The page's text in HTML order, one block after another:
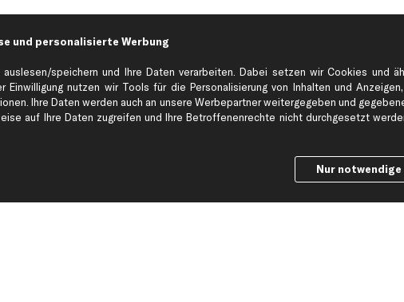
Hilfe & Support Top Produkte
Bremssattel
und personalisierte Werbung
speichern und Ihre Daten verarbeiten. Dabei setzen wir Cookies und
nutzen wir Tools für die Personalisierung von Inhalten und
Ihre Daten werden auch an unsere Werbepartner weitergegeben und
auf Ihre Daten zugreifen und Ihre Betroffenenrechte nicht durchgesetzt
Nur notwendige